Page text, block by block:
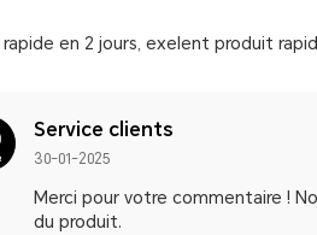
rapide en 2 jours, exelent produit
Service clients
30-01-2025
Merci pour votre commentaire !
du produit.